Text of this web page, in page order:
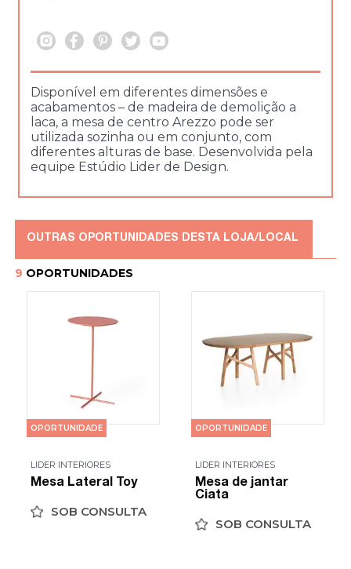
Disponível em diferentes dimensões e
acabamentos – de madeira de demolição a
laca, a mesa de centro Arezzo pode ser
utilizada sozinha ou em conjunto, com
diferentes alturas de base. Desenvolvida pela
equipe Estúdio Lider de Design.
OUTRAS OPORTUNIDADES DESTA LOJA/LOCAL
9 OPORTUNIDADES
OPORTUNIDADE
LIDER INTERIORES
Mesa Lateral Toy
SOB CONSULTA
OPORTUNIDADE
LIDER INTERIORES
Mesa de jantar
Ciata
SOB CONSULTA